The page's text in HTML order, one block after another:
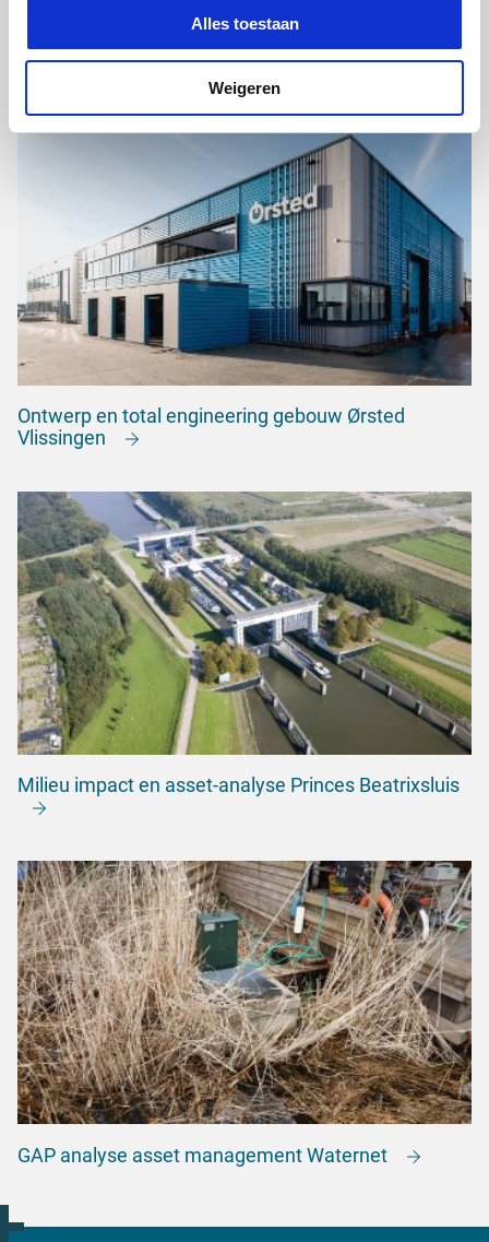
Alles toestaan
Weigeren
Snelfietsroute Den Bosch - Zaltbommel
Ontwerp en total engineering gebouw Ørsted
Vlissingen
Milieu impact en asset-analyse Princes Beatrixsluis
GAP analyse asset management Waternet